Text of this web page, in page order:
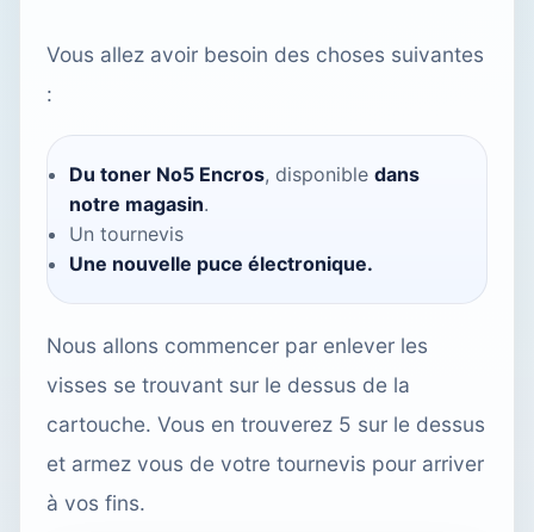
Vous allez avoir besoin des choses suivantes
:
Du toner No5 Encros, disponible dans
notre magasin.
Un tournevis
Une nouvelle puce électronique.
Nous allons commencer par enlever les
visses se trouvant sur le dessus de la
cartouche. Vous en trouverez 5 sur le dessus
et armez vous de votre tournevis pour arriver
à vos fins.